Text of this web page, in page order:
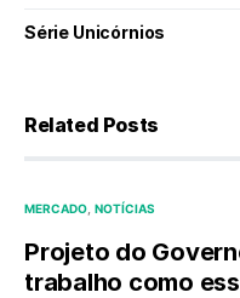
Série Unicórnios
Related Posts
MERCADO NOTÍCIAS
Projeto do
trabalho como